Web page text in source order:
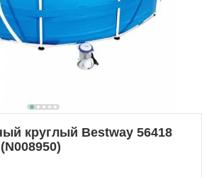
круглый Bestway 56418